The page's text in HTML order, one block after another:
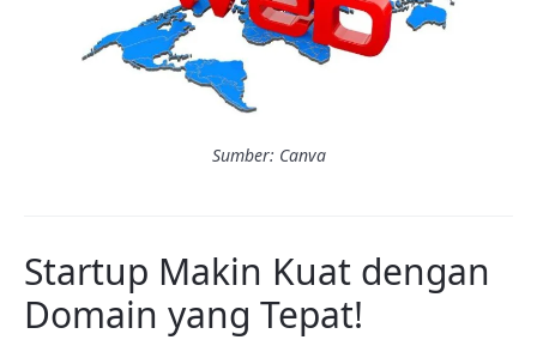
Sumber: Canva
Startup Makin Kuat dengan
Domain yang Tepat!